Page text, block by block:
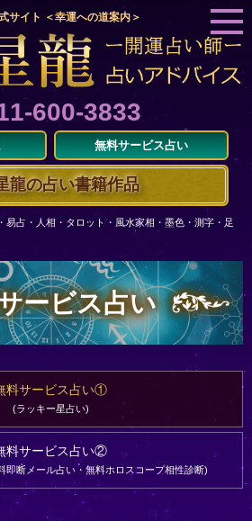
サイト ＜幸運への道案内＞
600-3833
無料サービス占い
龍の占い書籍作品
易占・人相・タロット・風水家相・墨色・測字・足
ービス占い
料サービス占い①
ラッキー星占い
料サービス占い②
即断メール占い・無料ホロスコープ相性診断